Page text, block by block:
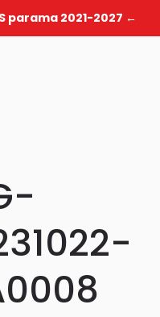
parama 2021-2027 ←